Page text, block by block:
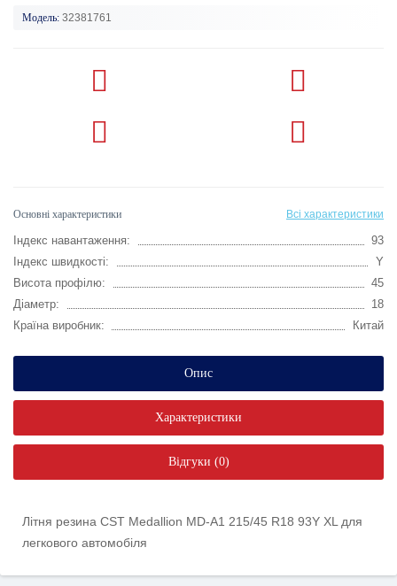
Модель: 32381761
Основні характеристики Всі характеристики
Індекс навантаження:
93
Індекс швидкості:
Y
Висота профілю:
45
Діаметр:
18
Країна виробник:
Китай
Опис
Характеристики
Відгуки (0)
Літня резина CST Medallion MD-A1 215/45 R18 93Y XL для
легкового автомобіля